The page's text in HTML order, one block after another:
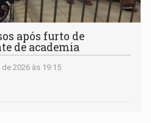
após furto de
de academia
2026 às 19:15